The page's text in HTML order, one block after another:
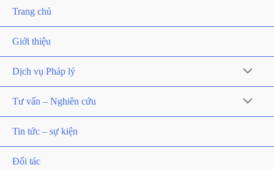
Trang chủ
Giới thiệu
Dịch vụ Pháp lý
Tư vấn – Nghiên cứu
Tin tức – sự kiện
Đối tác